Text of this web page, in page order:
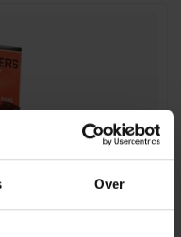
Over